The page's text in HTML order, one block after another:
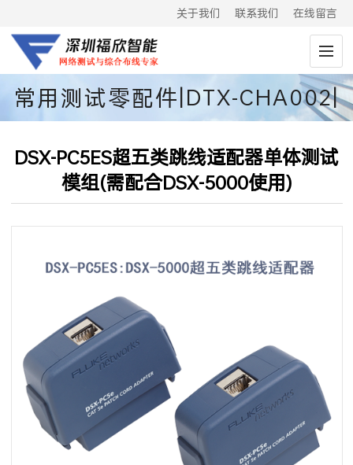
关于我们 联系我们 在线留言
常用测试零配件|DTX-CHA002|
原装电池
DSX-PC5ES超五类跳线适配器单体测试
模组(需配合DSX-5000使用)